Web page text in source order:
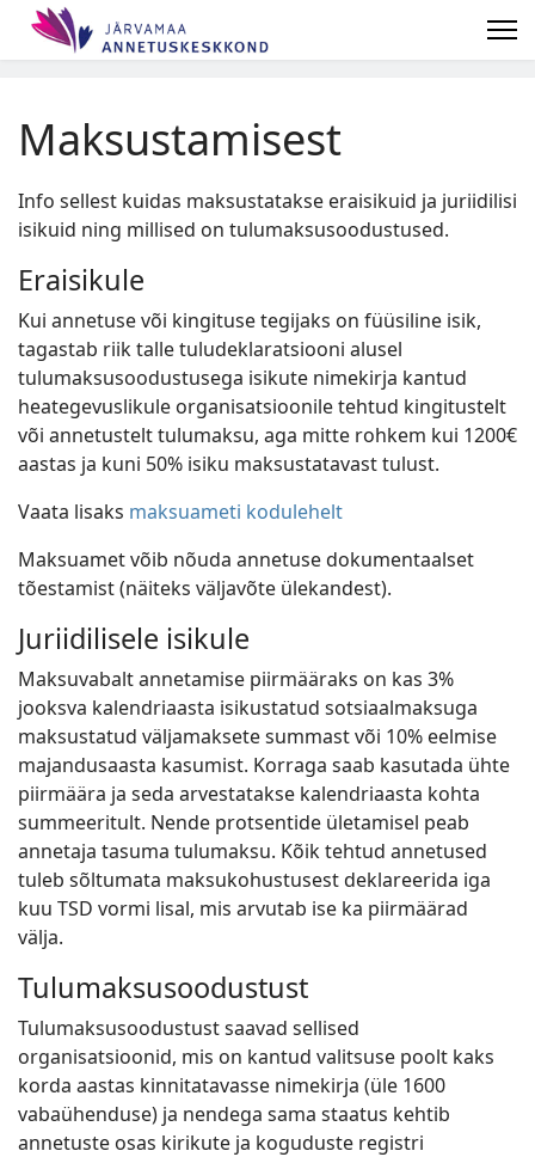
Maksustamisest
Info sellest kuidas maksustatakse eraisikuid ja juriidilisi
isikuid ning millised on tulumaksusoodustused.
Eraisikule
Kui annetuse või kingituse tegijaks on füüsiline isik,
tagastab riik talle tuludeklaratsiooni alusel
tulumaksusoodustusega isikute nimekirja kantud
heategevuslikule organisatsioonile tehtud kingitustelt
või annetustelt tulumaksu, aga mitte rohkem kui 1200€
aastas ja kuni 50% isiku maksustatavast tulust.
Vaata lisaks maksuameti kodulehelt
Maksuamet võib nõuda annetuse dokumentaalset
tõestamist (näiteks väljavõte ülekandest).
Juriidilisele isikule
Maksuvabalt annetamise piirmääraks on kas 3%
jooksva kalendriaasta isikustatud sotsiaalmaksuga
maksustatud väljamaksete summast või 10% eelmise
majandusaasta kasumist. Korraga saab kasutada ühte
piirmäära ja seda arvestatakse kalendriaasta kohta
summeeritult. Nende protsentide ületamisel peab
annetaja tasuma tulumaksu. Kõik tehtud annetused
tuleb sõltumata maksukohustusest deklareerida iga
kuu TSD vormi lisal, mis arvutab ise ka piirmäärad
välja.
Tulumaksusoodustust
Tulumaksusoodustust saavad sellised
organisatsioonid, mis on kantud valitsuse poolt kaks
korda aastas kinnitatavasse nimekirja (üle 1600
vabaühenduse) ja nendega sama staatus kehtib
annetuste osas kirikute ja koguduste registri